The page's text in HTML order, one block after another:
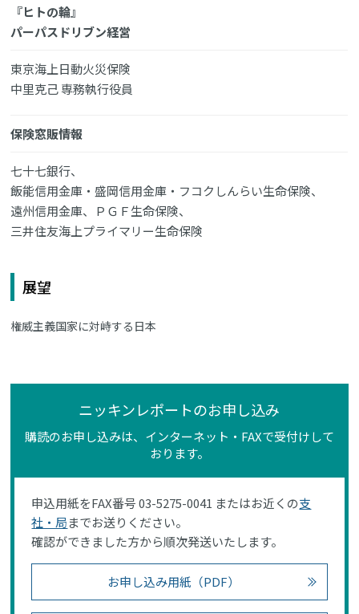
『ヒトの輪』
パーパスドリブン経営
東京海上日動火災保険
中里克己 専務執行役員
保険窓販情報
七十七銀行、
飯能信用金庫・盛岡信用金庫・フコクしんらい生命保険、
遠州信用金庫、ＰＧＦ生命保険、
三井住友海上プライマリー生命保険
展望
権威主義国家に対峙する日本
ニッキンレポートのお申し込み
購読のお申し込みは、インターネット・FAXで受付けして
おります。
申込用紙をFAX番号 03-5275-0041 またはお近くの支
社・局までお送りください。
確認ができました方から順次発送いたします。
お申し込み用紙（PDF）